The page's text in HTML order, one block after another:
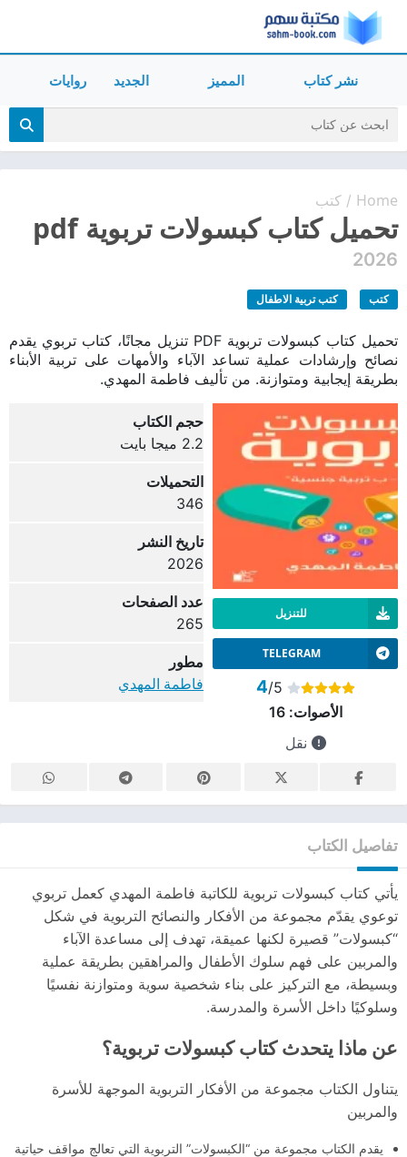
نشر كتاب المميز الجديد روايات
Home
/ كتب
تحميل كتاب كبسولات تربوية pdf
2026
كتب كتب تربية الاطفال
تحميل كتاب كبسولات تربوية PDF تنزيل مجانًا، كتاب تربوي يقدم
نصائح وإرشادات عملية تساعد الآباء والأمهات على تربية الأبناء
بطريقة إيجابية ومتوازنة. من تأليف فاطمة المهدي.
للتنزيل
TELEGRAM
4/5
الأصوات:16
نقل
حجم الكتاب
2.2 ميجا بايت
التحميلات
346
تاريخ النشر
2026
عدد الصفحات
265
مطور
فاطمة المهدي
تفاصيل الكتاب
يأتي كتاب كبسولات تربوية للكاتبة فاطمة المهدي كعمل تربوي
توعوي يقدّم مجموعة من الأفكار والنصائح التربوية في شكل
“كبسولات” قصيرة لكنها عميقة، تهدف إلى مساعدة الآباء
والمربين على فهم سلوك الأطفال والمراهقين بطريقة عملية
وبسيطة، مع التركيز على بناء شخصية سوية ومتوازنة نفسيًا
وسلوكيًا داخل الأسرة والمدرسة.
عن ماذا يتحدث كتاب كبسولات تربوية؟
يتناول الكتاب مجموعة من الأفكار التربوية الموجهة للأسرة
والمربين
يقدم الكتاب مجموعة من “الكبسولات” التربوية التي تعالج مواقف حياتية